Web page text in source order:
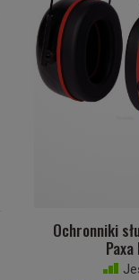
Ochronniki
Paxa